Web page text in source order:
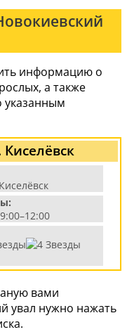
информацию о
а также
указанным
вами
увал нужно нажать